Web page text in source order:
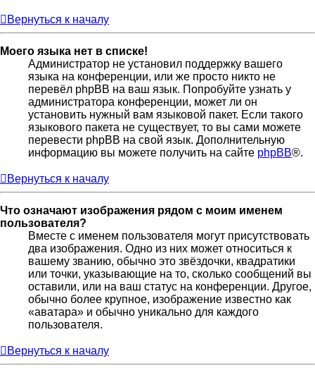
Вернуться к началу
Моего языка нет в списке!
Администратор не установил поддержку вашего
языка на конференции, или же просто никто не
перевёл phpBB на ваш язык. Попробуйте узнать у
администратора конференции, может ли он
установить нужный вам языковой пакет. Если такого
языкового пакета не существует, то вы сами можете
перевести phpBB на свой язык. Дополнительную
информацию вы можете получить на сайте phpBB®.
Вернуться к началу
Что означают изображения рядом с моим именем
пользователя?
Вместе с именем пользователя могут присутствовать
два изображения. Одно из них может относиться к
вашему званию, обычно это звёздочки, квадратики
или точки, указывающие на то, сколько сообщений вы
оставили, или на ваш статус на конференции. Другое,
обычно более крупное, изображение известно как
«аватара» и обычно уникально для каждого
пользователя.
Вернуться к началу